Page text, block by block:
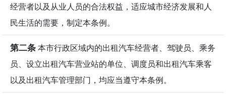
经营者以及从业人员的合法权益，适应城市经济发展和人
民生活的需要，制定本条例。
第二条本市行政区域内的出租汽车经营者、驾驶员、乘务
员、设立出租汽车营业站的单位、调度员和出租汽车乘客
以及出租汽车管理部门，均应当遵守本条例。